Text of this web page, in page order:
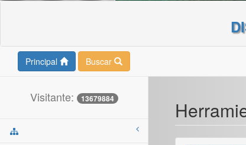
Principal Buscar
Visitante: 13679884